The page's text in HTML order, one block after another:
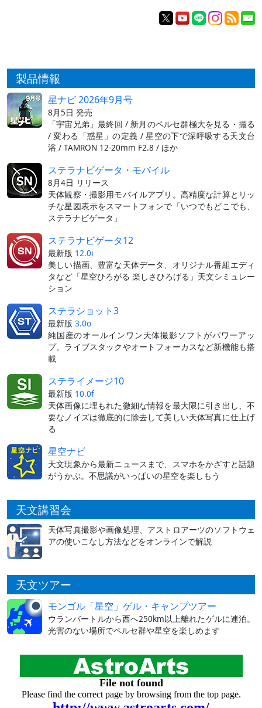
製品情報
星ナビ 2026年9月号
8月5日 発売
「宇宙兄弟」最終回 / 新月のペルセ群極大を見る・撮る
/ 変わる「惑星」の定義 / 星空の下で深呼吸する天文台
浴 / TAMRON 12-20mm F2.8 / ほか
ステラナビゲータ・モバイル
8月4日 リリース
天体観察・撮影用モバイルアプリ。高精度な計算とリッ
チな星図表示をスマートフォンで「いつでもどこでも、
ステラナビゲータ」
ステラナビゲータ12
最新版 12.0i
美しい描画、豊富な天体データ、オリジナル番組エディ
タなど「星空ひろがる 楽しさひろげる」天文シミュレー
ション
ステラショット3
最新版 3.0o
純国産のオールインワン天体撮影ソフトがパワーアッ
プ。ライブスタックやオートフォーカスなど新機能も搭
載
ステライメージ10
最新版 10.0f
天体画像に埋もれた微細な情報を最大限に引き出し、不
要なノイズは徹底的に除去して美しい天体写真に仕上げ
る
星空ナビ
天文現象から最新ニュースまで、スマホをかざすと話題
がうかぶ。不思議がいっぱいの星空を楽しもう
天文講習会
天体写真撮影や画像処理、アストロアーツのソフトウェ
アの使いこなし方法などをオンラインで解説
天文ツアー
モンゴル「星空」ゲル・キャンプツアー
ウランバートルから西へ250km以上離れたゲルに連泊。
光害のない場所でペルセ群や星空を楽しめます